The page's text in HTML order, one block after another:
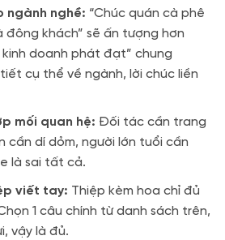
ngành nghề: “Chúc quán cà phê
đông khách” sẽ ấn tượng hơn
kinh doanh phát đạt” chung
cụ thể về ngành, lời chúc liền
mối quan hệ: Đối tác cần trang
cần dí dỏm, người lớn tuổi cần
là sai tất cả.
viết tay: Thiệp kèm hoa chỉ đủ
1 câu chính từ danh sách trên,
vậy là đủ.